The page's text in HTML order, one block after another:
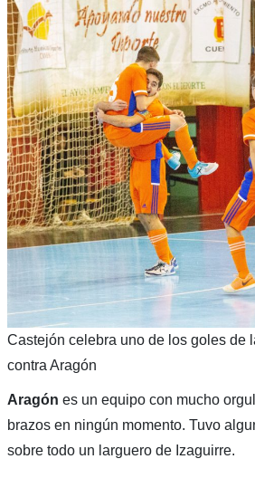
Castejón celebra uno de los goles de
contra Aragón
Aragón es un equipo con mucho
brazos en ningún momento. Tuvo
sobre todo un larguero de Izaguirre.